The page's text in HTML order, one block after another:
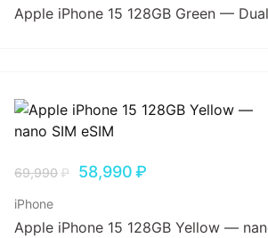
Apple iPhone 15 128GB Green —
69,990₽ 58,990₽
iPhone
Apple iPhone 15 128GB Yellow —